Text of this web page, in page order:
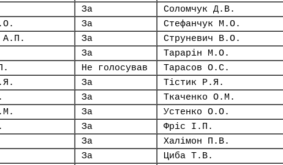
За Соломчук Д.В.
За Стефанчук М.О.
А.П.
За Струневич В.О.
За Тарарін М.О.
Не голосував Тарасов О.С.
За Тістик Р.Я.
За Ткаченко О.М.
За Устенко О.О.
За Фріс І.П.
За Халімон П.В.
За Циба Т.В.